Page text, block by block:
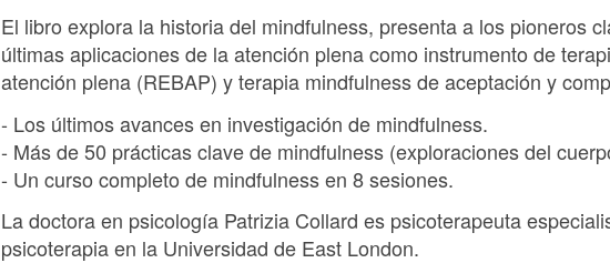
El libro explora la historia del mindfulness, presenta a los pioneros
últimas aplicaciones de la atención plena como instrumento de
atención plena (REBAP) y terapia mindfulness de aceptación y
- Los últimos avances en investigación de mindfulness.
- Más de 50 prácticas clave de mindfulness (exploraciones del
- Un curso completo de mindfulness en 8 sesiones.
La doctora en psicología Patrizia Collard es psicoterapeuta
psicoterapia en la Universidad de East London.